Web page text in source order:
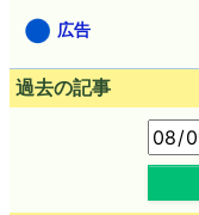
広告
過去の記事